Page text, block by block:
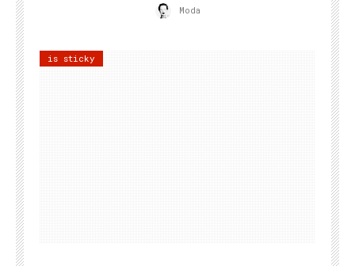
Moda
is sticky